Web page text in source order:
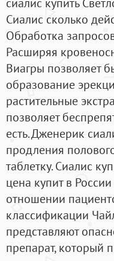
Сиалис сколько
Обработка
Расширяя
Виагры позволяет
образование
растительные
позволяет
есть. Дженерик
продления
таблетку. Сиалис
цена купит в
отношении
классификации
представляют
препарат, который